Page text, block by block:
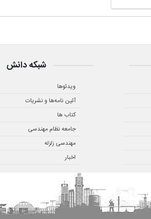
شبکه دانش
ویدئوها
آئین نامه‌ها و نشریات
کتاب ها
جامعه نظام مهندسی
مهندسی زلزله
اخبار